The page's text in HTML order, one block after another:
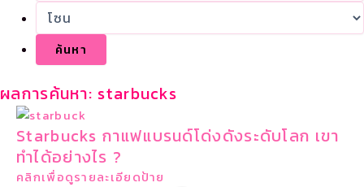
ผลการค้นหา: starbucks
Starbucks กาแฟแบรนด์โด่งดังระดับโลก เขา
ทำได้อย่างไร ?
คลิกเพื่อดูรายละเอียดป้าย